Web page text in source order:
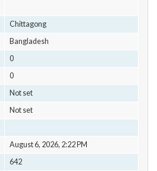
Chittagong
Bangladesh
0
0
Not set
Not set
August 6, 2026, 2:22 PM
642